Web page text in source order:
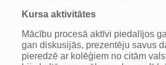
Kursa aktivitātes
Mācību procesā aktīvi piedalījos
gan diskusijās, prezentēju savus
pieredzē ar kolēģiem no citām